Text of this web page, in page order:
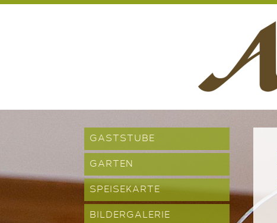
GASTSTUBE
GARTEN
SPEISEKARTE
BILDERGALERIE